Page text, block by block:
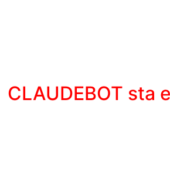
CLAUDEBOT